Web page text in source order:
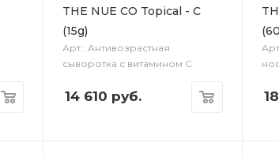
THE NUE CO Topical - C
(15g)
Арт.: Антивозрастная
сыворотка с витамином С
14 610 руб.